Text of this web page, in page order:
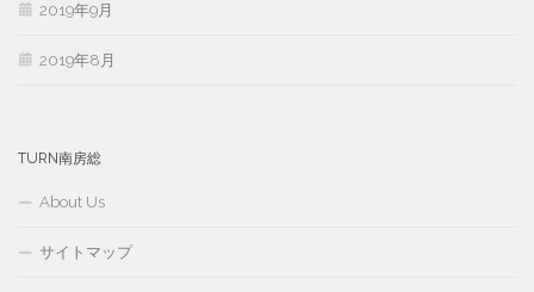
2019年9月
2019年8月
TURN南房総
About Us
サイトマップ